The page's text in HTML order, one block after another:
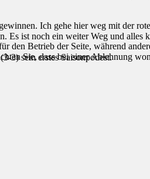
Ich gehe hier weg mit der
ist noch ein weiter Weg und alles
3) sein erstes Saisonpodest.
den Betrieb der Seite, während
Sie, dass bei einer Ablehnung